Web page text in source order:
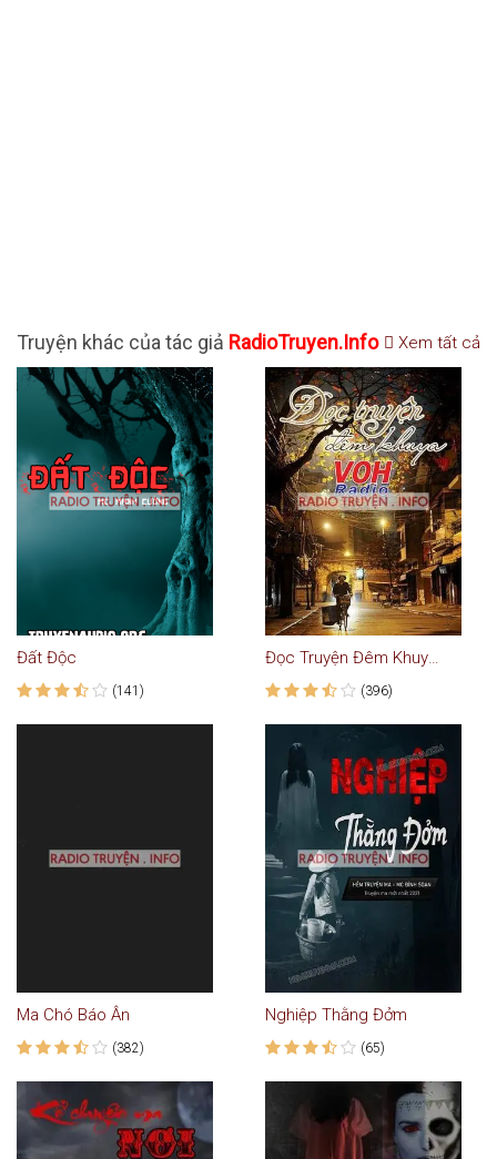
Truyện khác của tác giả RadioTruyen.Info Xem tất cả
Đất Độc
(141)
Đọc Truyện Đêm Khuya VOH
(396)
Ma Chó Báo Ân
(382)
Nghiệp Thằng Đởm
(65)